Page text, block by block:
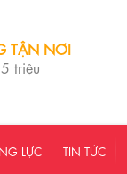
TẬN NƠI
triệu
LỰC TIN TỨC